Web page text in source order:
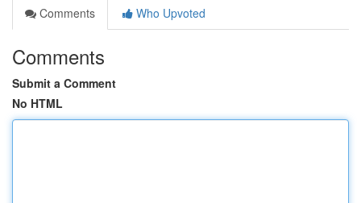
Comments
Who Upvoted
Comments
Submit a Comment
No HTML